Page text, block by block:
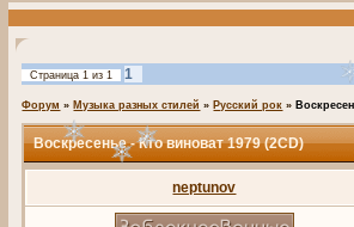
Страница1 из1 1
Форум » Музыка разных стилей » Русский рок »
Воскресенье - Кто виноват 1979 (2CD)
neptunov